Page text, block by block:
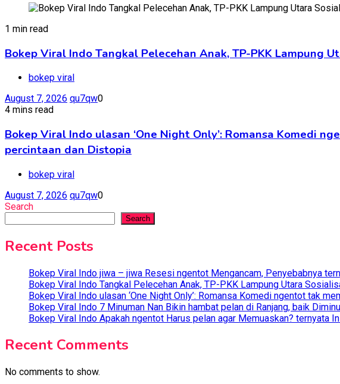
1 min read
Bokep Viral Indo Tangkal Pelecehan Anak, TP-PKK Lampung
bokep viral
August 7, 2026 qu7qw0
4 mins read
Bokep Viral Indo ulasan ‘One Night Only’: Romansa Komedi
percintaan dan Distopia
bokep viral
August 7, 2026 qu7qw0
Search
Search
Recent Posts
Bokep Viral Indo jiwa – jiwa Resesi ngentot Mengancam, Penyebabnya
Bokep Viral Indo Tangkal Pelecehan Anak, TP-PKK Lampung Utara
Bokep Viral Indo ulasan ‘One Night Only’: Romansa Komedi ngentot tak
Bokep Viral Indo 7 Minuman Nan Bikin hambat pelan di Ranjang, baik
Bokep Viral Indo Apakah ngentot Harus pelan agar Memuaskan? ternyata
Recent Comments
No comments to show.